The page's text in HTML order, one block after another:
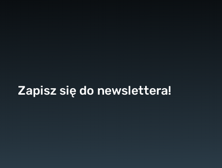
Zapisz się do newslettera!